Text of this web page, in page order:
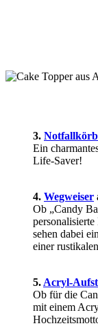
3.
Ein
Life-Saver!
4. Wegweiser
Ob „Candy
sehen dabei
einer
5. Acryl-
Ob für die
mit einem